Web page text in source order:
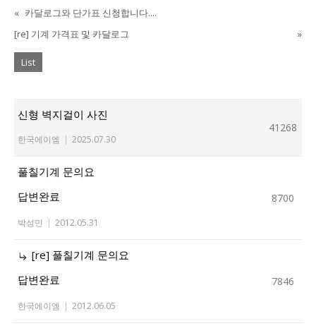
« 카달로그와 단가표 신청합니다....
[re] 기계 가격표 및 카달로그
»
List
신형 벽지걸이 사진
한국에이엠 | 2025.07.30
41268
풀칠기계 문의요
답변완료
박성민 | 2012.05.31
8700
[re] 풀칠기계 문의요
답변완료
한국에이엠 | 2012.06.05
7846